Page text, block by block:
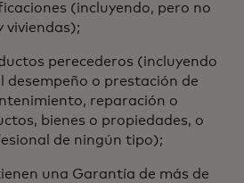
(incluyendo, pero no
viviendas);
perecederos (incluyendo
desempeño o prestación de
reparación o
bienes o propiedades, o
de ningún tipo);
una Garantía de más de